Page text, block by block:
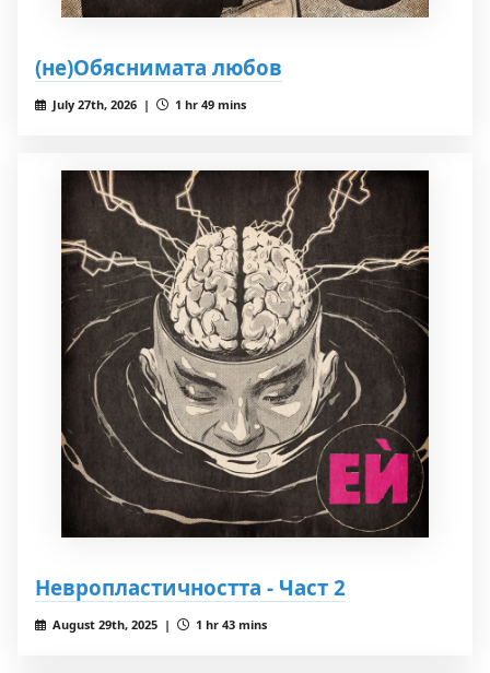
(не)Обяснимата любов
July 27th, 2026 | 1 hr 49 mins
Невропластичността - Част 2
August 29th, 2025 | 1 hr 43 mins